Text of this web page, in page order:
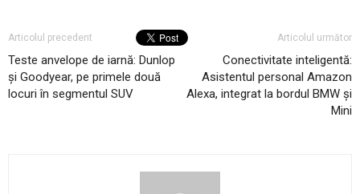
Articolul precedent
Teste anvelope de iarnă: Dunlop
și Goodyear, pe primele două
locuri în segmentul SUV
Articolul următor
Conectivitate inteligentă:
Asistentul personal Amazon
Alexa, integrat la bordul BMW şi
Mini